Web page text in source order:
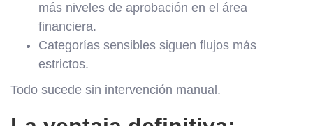
más niveles de aprobación en el área
financiera.
Categorías sensibles siguen flujos más
estrictos.
Todo sucede sin intervención manual.